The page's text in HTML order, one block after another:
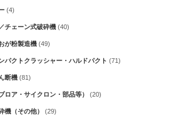
(4)
チェーン式破砕機 (40)
が粉製造機 (49)
パクトクラッシャー・ハルドパクト (71)
断機 (81)
ロア・サイクロン・部品等） (20)
機（その他） (29)